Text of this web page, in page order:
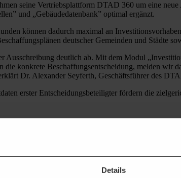
Details
seine Vertriebsplattform DTAD 360 um eine
und „Gebäudedatenbank” optimal ergänzt.
können dadurch maximal an
deutscher Gemeinden und Städte
Ausschreibung deutlich ab. Mit dem Modul
konkrete Beschaffungsentscheidung, melden wir
Dr. Alexander Seyferth, Geschäftsführer des
erster Entscheidungsbeteiligter fördern die
u. a. von (Fach-) Ausschüssen, Stadt- und
beschlossen wurden und vor einer
einbringen.
welche Budgets für die Projekte aller
geplant sind, so dass interessierte Unternehmen